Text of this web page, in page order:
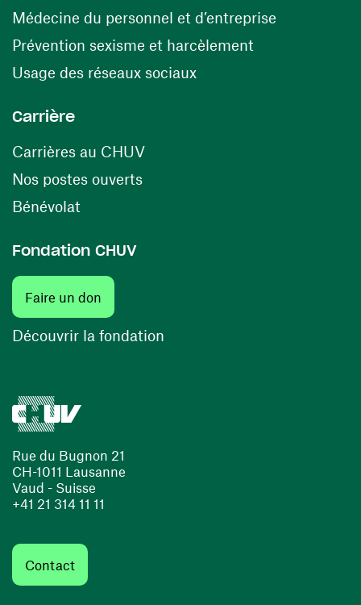
Rue du Bugnon 21
CH-1011 Lausanne
Vaud - Suisse
+41 21 314 11 11
Contact
Médecine du personnel et d’entreprise
Prévention sexisme et harcèlement
Usage des réseaux sociaux(ouvre une nouvelle
Carrière
Carrières au CHUV(ouvre une nouvelle fenêtre)
Nos postes ouverts(ouvre une nouvelle fenêtre)
Bénévolat
Fondation CHUV
Faire un don
Découvrir la fondation